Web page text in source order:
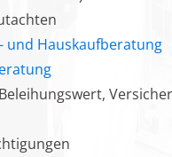
und Hauskaufberatung